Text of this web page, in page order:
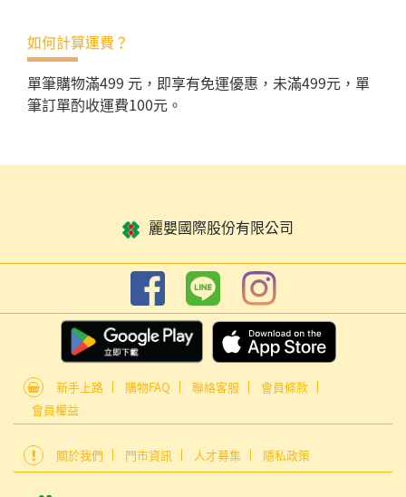
如何計算運費？
單筆購物滿499 元，即享有免運優惠，未滿499元，單
筆訂單酌收運費100元。
麗嬰國際股份有限公司
新手上路 購物FAQ 聯絡客服
會員條款
會員權益
關於我們 門市資訊 人才募集 隱私政策